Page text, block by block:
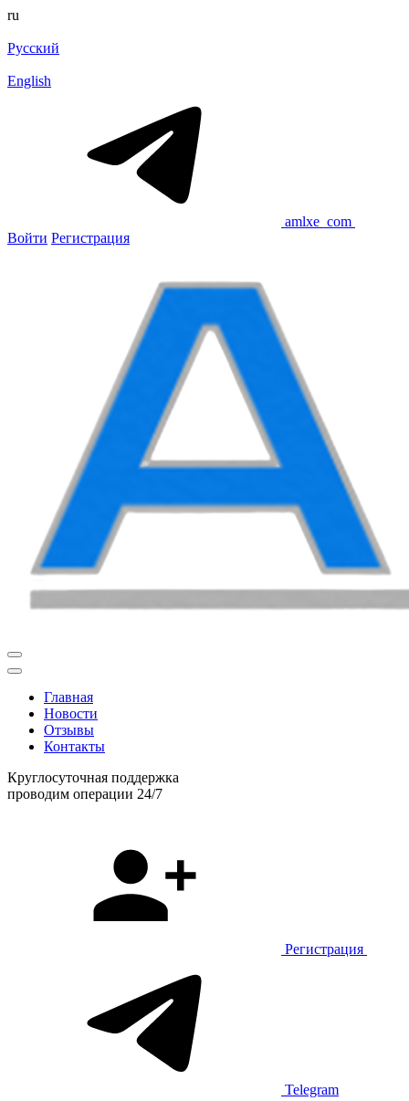
ru
Русский
English
amlxe_com
Войти Регистрация
Главная
Новости
Отзывы
Контакты
Круглосуточная поддержка
проводим операции 24/7
Регистрация
Telegram